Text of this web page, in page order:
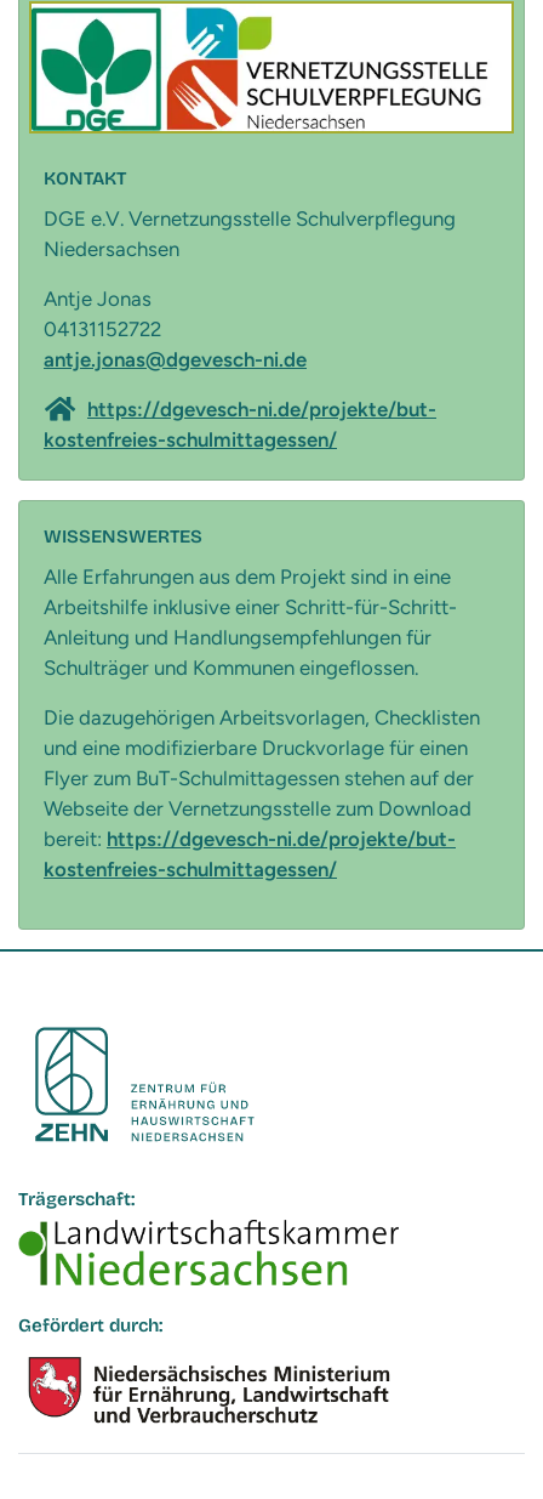
KONTAKT
DGE e.V. Vernetzungsstelle Schulverpflegung
Niedersachsen
Antje Jonas
04131152722
antje.jonas@dgevesch-ni.de
https://dgevesch-ni.de/projekte/but-
kostenfreies-schulmittagessen/
WISSENSWERTES
Alle Erfahrungen aus dem Projekt sind in eine
Arbeitshilfe inklusive einer Schritt-für-Schritt-
Anleitung und Handlungsempfehlungen für
Schulträger und Kommunen eingeflossen.
Die dazugehörigen Arbeitsvorlagen, Checklisten
und eine modifizierbare Druckvorlage für einen
Flyer zum BuT-Schulmittagessen stehen auf der
Webseite der Vernetzungsstelle zum Download
bereit: https://dgevesch-ni.de/projekte/but-
kostenfreies-schulmittagessen/
Trägerschaft:
Gefördert durch: